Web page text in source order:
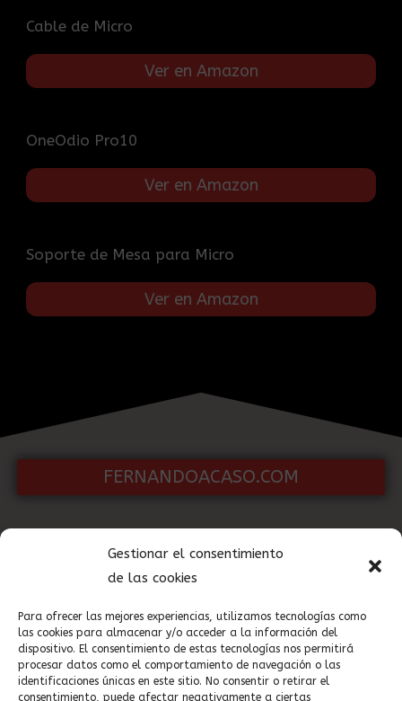
Gestionar el consentimiento
de las cookies
Para ofrecer las mejores experiencias, utilizamos tecnologías como
las cookies para almacenar y/o acceder a la información del
dispositivo. El consentimiento de estas tecnologías nos permitirá
procesar datos como el comportamiento de navegación o las
identificaciones únicas en este sitio. No consentir o retirar el
consentimiento, puede afectar negativamente a ciertas
Cable de Micro
Ver en Amazon
OneOdio Pro10
Ver en Amazon
Soporte de Mesa para Micro
Ver en Amazon
FERNANDOACASO.COM
Auriculares Audibax RH10
Cable